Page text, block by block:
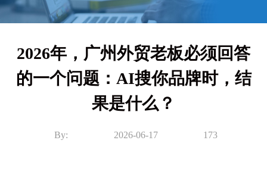
2026年，广州外贸老板必须回答
的一个问题：AI搜你品牌时，结
果是什么？
By: 2026-06-17 173